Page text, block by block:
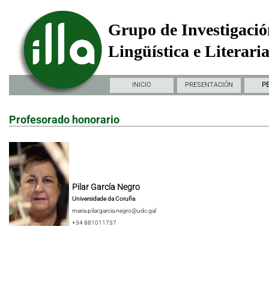
Grupo de
Lingüística e
INICIO PRESENTACIÓN
Profesorado honorario
Pilar García Negro
Universidade da Coruña
maria.pilar.garcia.negro@udc.gal
+34 881011737